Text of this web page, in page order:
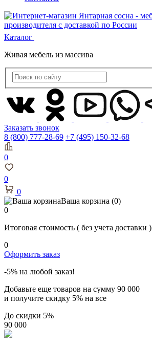
Каталог
Живая мебель из массива
Заказать звонок
8 (800) 777-28-69 +7 (495) 150-32-68
0
0
0
Ваша корзина (0)
0
Итоговая стоимость ( без учета доставки )
0
Оформить заказ
-5% на любой заказ!
Добавьте еще товаров на сумму 90 000
и получите скидку 5% на все
До скидки 5%
90 000